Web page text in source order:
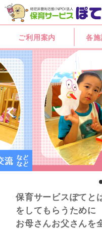
ご利用案内 各施
保育サービスぽてと
をしてもらうために
お母さんお父さんを